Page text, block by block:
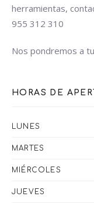
herramientas,
955 312 310
Nos pondremos a
HORAS DE
LUNES
MARTES
MIÉRCOLES
JUEVES